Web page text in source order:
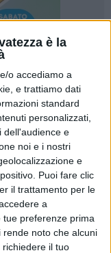
è la
o accediamo a
e trattiamo dati
standard
personalizzati,
dell'audience e
noi e i nostri
e
Puoi fare clic
il trattamento per le
a
preferenze prima
rende noto che alcuni
il tuo
nel centro della
si è dotato di una
Questa
il pagamento del
in contanti,
e carta